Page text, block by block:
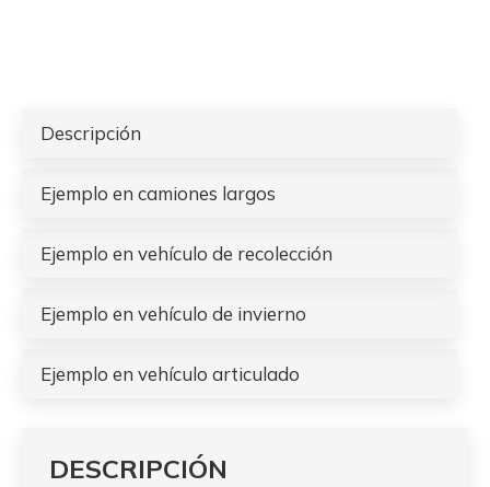
Descripción
Ejemplo en camiones largos
Ejemplo en vehículo de recolección
Ejemplo en vehículo de invierno
Ejemplo en vehículo articulado
DESCRIPCIÓN